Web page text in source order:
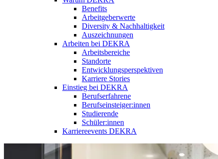
Benefits
Arbeitgeberwerte
Diversity & Nachhaltigkeit
Auszeichnungen
Arbeiten bei DEKRA
Arbeitsbereiche
Standorte
Entwicklungsperspektiven
Karriere Stories
Einstieg bei DEKRA
Berufserfahrene
Berufseinsteiger:innen
Studierende
Schüler:innen
Karriereevents DEKRA